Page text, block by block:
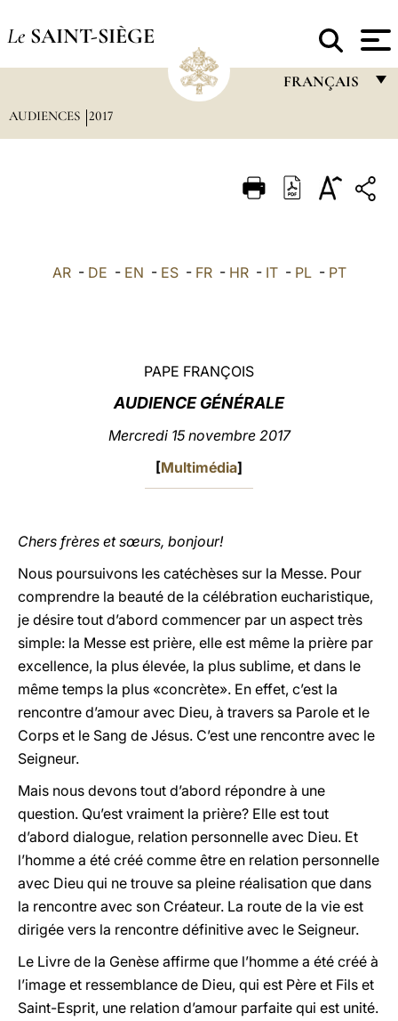
Le SAINT-SIÈGE
FRANÇAIS
ITALIANO
中文
LATINE
AUDIENCES 2017
AR- DE - EN - ES- FR- HR- IT- PL- PT
PAPE FRANÇOIS
AUDIENCE GÉNÉRALE
Mercredi 15 novembre 2017
[Multimédia]
Chers frères et sœurs, bonjour!
Nous poursuivons les catéchèses sur la Messe. Pour
comprendre la beauté de la célébration eucharistique,
je désire tout d’abord commencer par un aspect très
simple: la Messe est prière, elle est même la prière par
excellence, la plus élevée, la plus sublime, et dans le
même temps la plus «concrète». En effet, c’est la
rencontre d’amour avec Dieu, à travers sa Parole et le
Corps et le Sang de Jésus. C’est une rencontre avec le
Seigneur.
Mais nous devons tout d’abord répondre à une
question. Qu’est vraiment la prière? Elle est tout
d’abord dialogue, relation personnelle avec Dieu. Et
l’homme a été créé comme être en relation personnelle
avec Dieu qui ne trouve sa pleine réalisation que dans
la rencontre avec son Créateur. La route de la vie est
dirigée vers la rencontre définitive avec le Seigneur.
Le Livre de la Genèse affirme que l’homme a été créé à
l’image et ressemblance de Dieu, qui est Père et Fils et
Saint-Esprit, une relation d’amour parfaite qui est unité.